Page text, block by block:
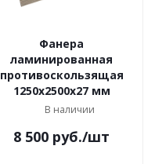
Фанера
ламинированная
противоскользящая
1250х2500х27 мм
В наличии
8 500 руб./шт